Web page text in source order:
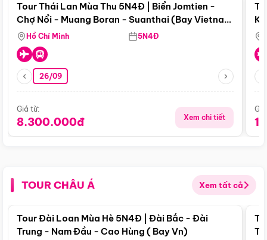
Tour Thái Lan Mùa Thu 5N4Đ | Biển Jomtien -
Chợ Nổi - Muang Boran - Suanthai (Bay Vietnam
Airlines)
Hồ Chí Minh 5N4Đ
26/09
Giá từ:
8.300.000đ Xem chi tiết
TOUR CHÂU Á Xem tất cả
Điểm nổi bật
Tour Đài Loan Mùa Hè 5N4Đ | Đài Bắc - Đài
Trung - Nam Đầu - Cao Hùng ( Bay Vn)